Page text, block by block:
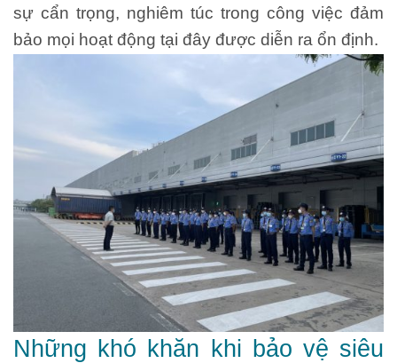
sự cẩn trọng, nghiêm túc trong công việc đảm
bảo mọi hoạt động tại đây được diễn ra ổn định.
Những khó khăn khi bảo vệ siêu